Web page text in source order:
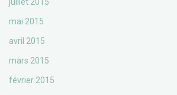
mai 2015
avril 2015
mars 2015
février 2015